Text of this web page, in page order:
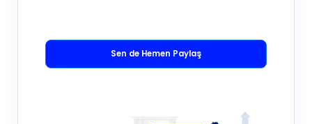
Sen de Hemen Paylaş